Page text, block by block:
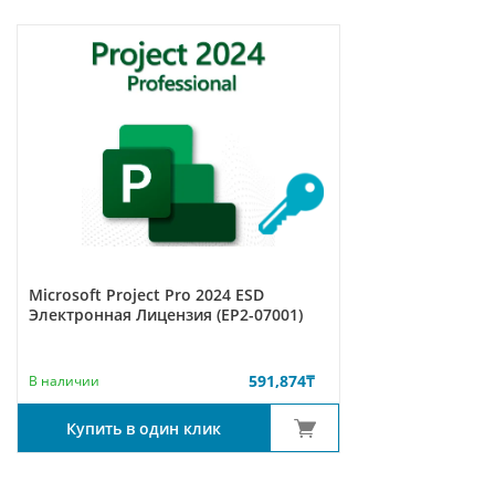
Microsoft Project Pro 2024 ESD
Электронная Лицензия (EP2-07001)
В наличии 591,874₸
Купить в один клик